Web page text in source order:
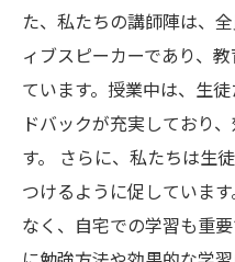
た、私たちの講師陣は、
ィブスピーカーであり、
ています。授業中は、生
ドバックが充実しており
す。 さらに、私たちは生
つけるように促していま
なく、自宅での学習も重